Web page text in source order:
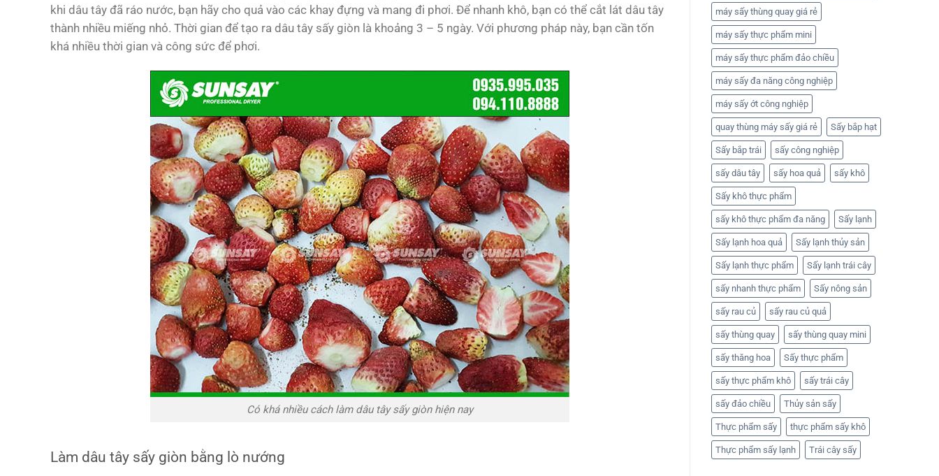
khi dâu tây đã ráo nước, bạn hãy cho quả vào các khay đựng và mang đi phơi. Để nhanh khô, bạn có thể cắt lát dâu tây
thành nhiều miếng nhỏ. Thời gian để tạo ra dâu tây sấy giòn là khoảng 3 – 5 ngày. Với phương pháp này, bạn cần tốn
khá nhiều thời gian và công sức để phơi.
Có khá nhiều cách làm dâu tây sấy giòn hiện nay
Làm dâu tây sấy giòn bằng lò nướng
máy sấy thùng quay giá rẻ
máy sấy thực phẩm mini
máy sấy thực phẩm đảo chiều
máy sấy đa năng công nghiệp
máy sấy ớt công nghiệp
quay thùng máy sấy giá rẻ Sấy bắp hạt
Sấy bắp trái sấy công nghiệp
sấy dâu tây sấy hoa quả sấy khô
Sấy khô thực phẩm
sấy khô thực phẩm đa năng Sấy lạnh
Sấy lạnh hoa quả Sấy lạnh thủy sản
Sấy lạnh thực phẩm Sấy lạnh trái cây
sấy nhanh thực phẩm Sấy nông sản
sấy rau củ sấy rau củ quả
sấy thùng quay sấy thùng quay mini
sấy thăng hoa Sấy thực phẩm
sấy thực phẩm khô sấy trái cây
sấy đảo chiều Thủy sản sấy
Thực phẩm sấy thực phẩm sấy khô
Thực phẩm sấy lạnh Trái cây sấy